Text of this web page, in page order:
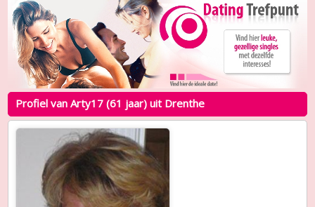
Profiel van Arty17 (61 jaar) uit Drenthe